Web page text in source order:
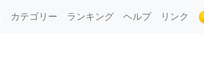
カテゴリー ランキング ヘルプ
リンク